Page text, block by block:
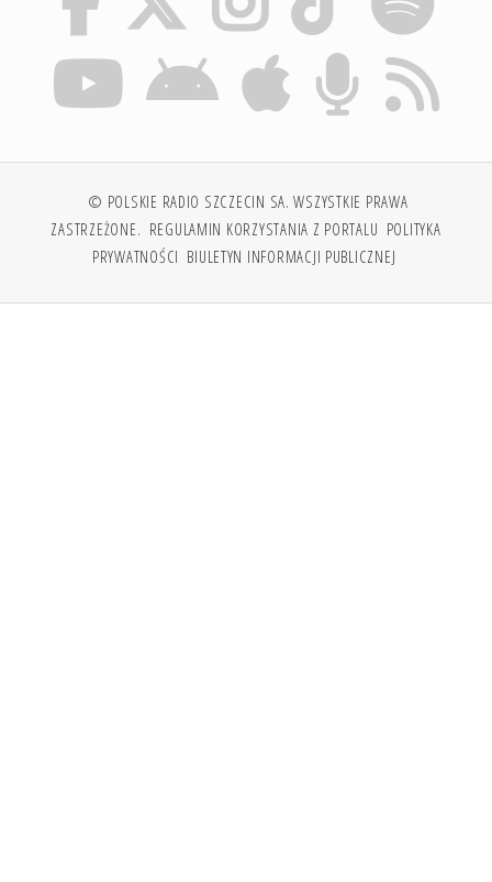
© POLSKIE RADIO SZCZECIN SA. WSZYSTKIE PRAWA
ZASTRZEŻONE. REGULAMIN KORZYSTANIA Z PORTALU POLITYKA
PRYWATNOŚCI BIULETYN INFORMACJI PUBLICZNEJ